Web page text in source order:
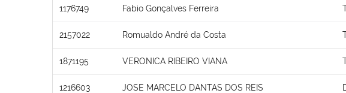
1176749 Fabio Gonçalves Ferreira
2157022 Romualdo André da Costa
1871195 VERONICA RIBEIRO VIANA
1216603 JOSE MARCELO DANTAS DOS REIS